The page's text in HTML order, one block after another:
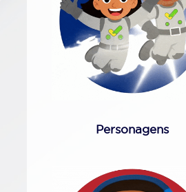
Personagens